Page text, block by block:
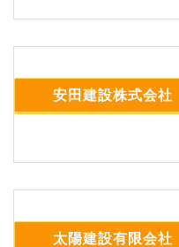
安田建設株式会社
太陽建設有限会社